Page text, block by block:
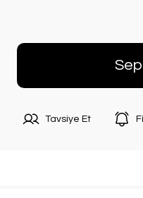
Tavsiye Et